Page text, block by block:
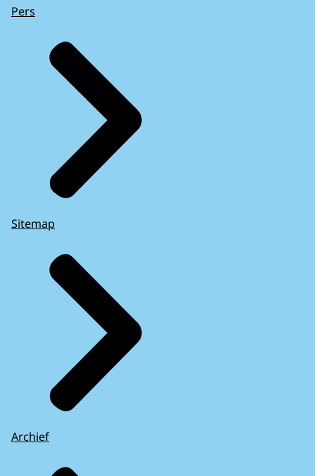
Pers
Sitemap
Archief